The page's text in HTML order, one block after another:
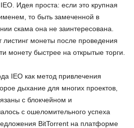
Идея проста: если это крупная
то быть замеченной в
скама она не заинтересована.
листинг монеты после проведения
монету быстрее на открытые торги.
IEO как метод привлечения
дыхание для многих проектов,
с блокчейном и
с ошеломительного успеха
BitTorrent на платформе